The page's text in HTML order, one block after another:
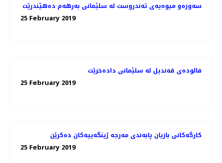
سه‌وزه‌و میوه‌یه‌ی ته‌ندروست له‌ سلێمانی به‌رهه‌م ده‌هێندرێت
25 February 2019
فالوده‌ی قه‌ندیل له‌ سلێمانی داده‌خرێت
25 February 2019
كارگه‌كانی بازیان پابه‌ندی مه‌رجه‌ ژینگه‌ییه‌كان ده‌كرێن
25 February 2019